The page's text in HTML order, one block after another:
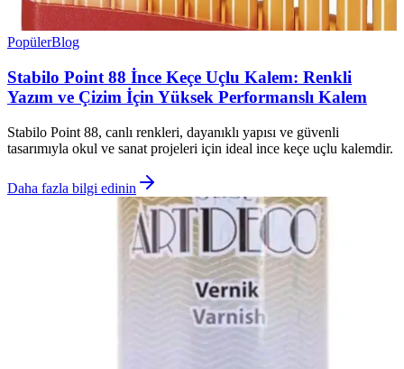
PopülerBlog
Stabilo Point 88 İnce Keçe Uçlu Kalem: Renkli
Yazım ve Çizim İçin Yüksek Performanslı Kalem
Stabilo Point 88, canlı renkleri, dayanıklı yapısı ve güvenli
tasarımıyla okul ve sanat projeleri için ideal ince keçe uçlu kalemdir.
Daha fazla bilgi edinin